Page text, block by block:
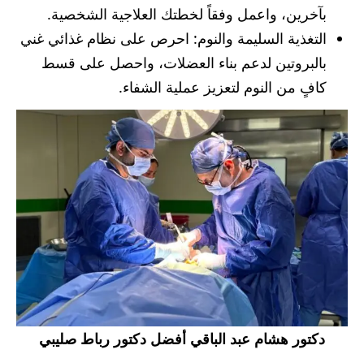
بآخرين، واعمل وفقاً لخطتك العلاجية الشخصية.
التغذية السليمة والنوم: احرص على نظام غذائي غني
بالبروتين لدعم بناء العضلات، واحصل على قسط
كافٍ من النوم لتعزيز عملية الشفاء.
دكتور هشام عبد الباقي أفضل دكتور رباط صليبي